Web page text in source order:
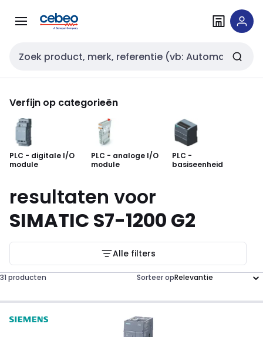
naar
naar
Zoekveld invoer
Verfijn op categorieën
PLC - digitale I/O
module
PLC - analoge I/O
module
PLC -
basiseenheid
resultaten voor
SIMATIC S7-1200 G2
Alle filters
31 producten Sorteer op